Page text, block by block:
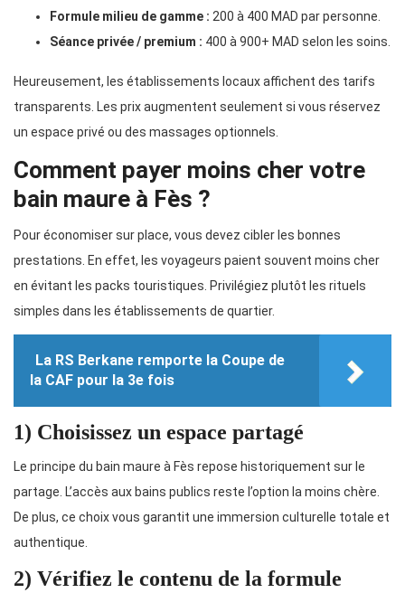
Formule milieu de gamme : 200 à 400 MAD par personne.
Séance privée / premium : 400 à 900+ MAD selon les soins.
Heureusement, les établissements locaux affichent des tarifs
transparents. Les prix augmentent seulement si vous réservez
un espace privé ou des massages optionnels.
Comment payer moins cher votre
bain maure à Fès ?
Pour économiser sur place, vous devez cibler les bonnes
prestations. En effet, les voyageurs paient souvent moins cher
en évitant les packs touristiques. Privilégiez plutôt les rituels
simples dans les établissements de quartier.
La RS Berkane remporte la Coupe de
la CAF pour la 3e fois
1) Choisissez un espace partagé
Le principe du bain maure à Fès repose historiquement sur le
partage. L’accès aux bains publics reste l’option la moins chère.
De plus, ce choix vous garantit une immersion culturelle totale et
authentique.
2) Vérifiez le contenu de la formule